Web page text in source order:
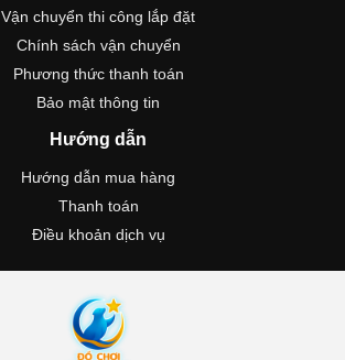
Vận chuyển thi công lắp đặt
Chính sách vận chuyển
Phương thức thanh toán
Bảo mật thông tin
Hướng dẫn
Hướng dẫn mua hàng
Thanh toán
Điều khoản dịch vụ